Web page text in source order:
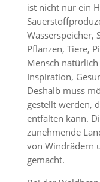
ist nicht nur ein
Wasserspeicher,
Pflanzen, Tiere,
Mensch
Inspiration,
Deshalb muss
gestellt werden,
entfalten kann.
zunehmende
von Windrädern
gemacht.